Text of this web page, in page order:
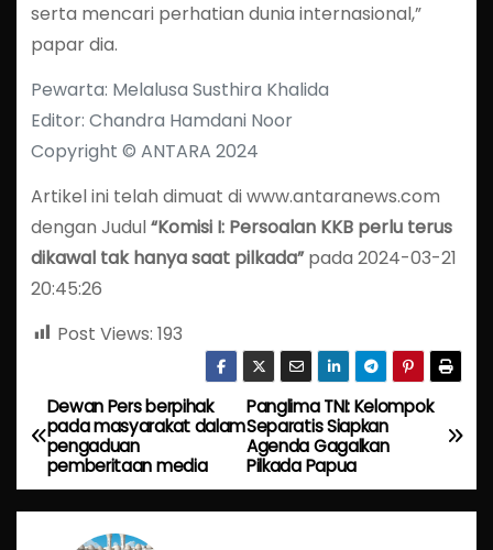
serta mencari perhatian dunia internasional,”
papar dia.
Pewarta: Melalusa Susthira Khalida
Editor: Chandra Hamdani Noor
Copyright © ANTARA 2024
Artikel ini telah dimuat di www.antaranews.com
dengan Judul“Komisi I: Persoalan KKB perlu terus
dikawal tak hanya saat pilkada”pada 2024-03-21
20:45:26
Post Views: 193
P
o
s
Panglima TNI: Kelompok
Separatis Siapkan
Agenda Gagalkan
Pilkada Papua
Dewan Pers berpihak
pada masyarakat dalam
pengaduan
pemberitaan media